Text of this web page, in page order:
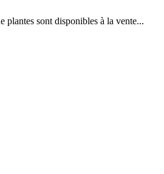
plantes sont disponibles à la vente...